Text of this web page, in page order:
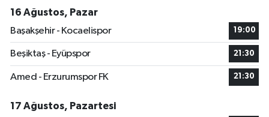
16 Ağustos, Pazar
Başakşehir - Kocaelispor
19:00
Beşiktaş - Eyüpspor 21:30
Amed - Erzurumspor FK 21:30
17 Ağustos, Pazartesi